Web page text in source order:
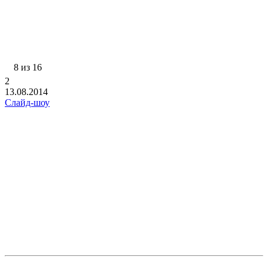
8 из 16
2
13.08.2014
Слайд-шоу